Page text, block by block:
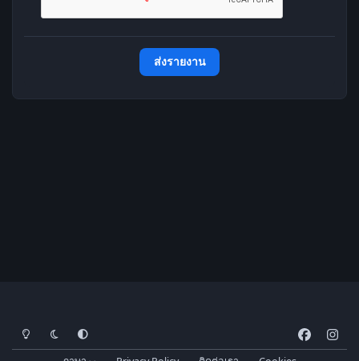
ส่งรายงาน
โหมดสว่างโหมดมืด การตั้งค่าระบบ
a
n